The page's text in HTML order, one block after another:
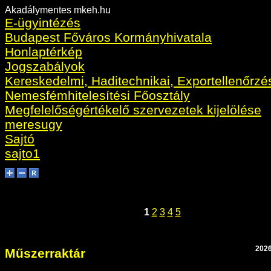
Akadálymentes mkeh.hu
E-ügyintézés
Budapest Főváros Kormányhivatala
Honlaptérkép
Jogszabályok
Kereskedelmi, Haditechnikai,
Nemesfémhitelesítési Főosztály
Megfelelőségértékelő szervezetek kijelölése
meresugy
Sajtó
sajto1
1 2 3 4 5
Műszerraktár